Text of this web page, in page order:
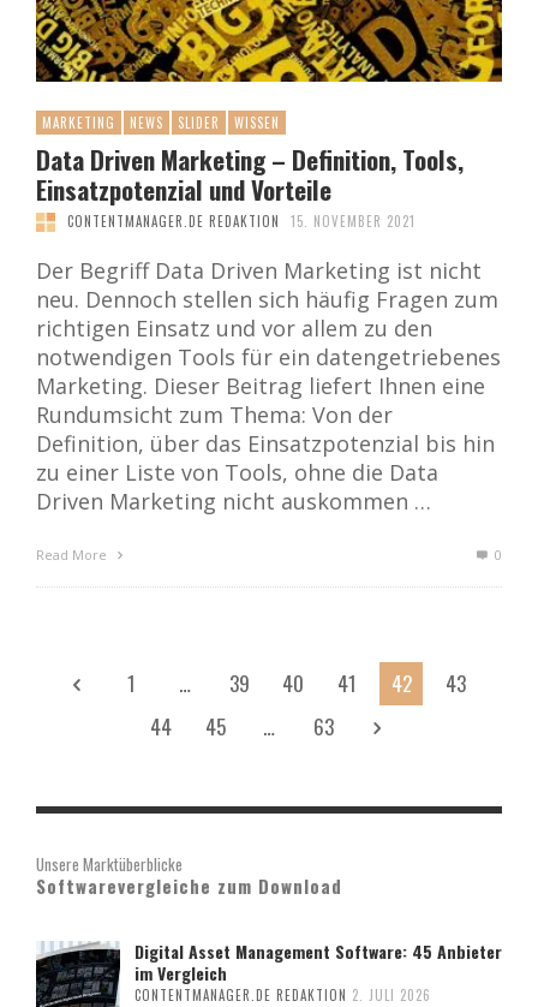
MARKETING NEWS SLIDER WISSEN
Data Driven Marketing – Definition, Tools,
Einsatzpotenzial und Vorteile
CONTENTMANAGER.DE REDAKTION 15. NOVEMBER 2021
Der Begriff Data Driven Marketing ist nicht
neu. Dennoch stellen sich häufig Fragen zum
richtigen Einsatz und vor allem zu den
notwendigen Tools für ein datengetriebenes
Marketing. Dieser Beitrag liefert Ihnen eine
Rundumsicht zum Thema: Von der
Definition, über das Einsatzpotenzial bis hin
zu einer Liste von Tools, ohne die Data
Driven Marketing nicht auskommen …
Read More 0
1 … 39 40 41 42
43
44
45 … 63
Unsere Marktüberblicke
Softwarevergleiche zum Download
Digital Asset Management Software: 45 Anbieter
im Vergleich
CONTENTMANAGER.DE REDAKTION 2. JULI 2026